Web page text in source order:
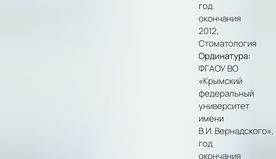
год
окончания
2012,
Стоматология
Ординатура:
ФГАОУ ВО
«Крымский
федеральный
университет
имени
В.И. Вернадского»,
год
окончания